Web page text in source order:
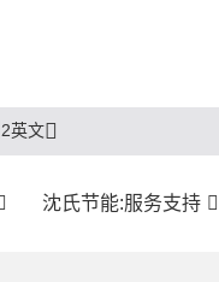
2英文
沈氏节能:服务支持